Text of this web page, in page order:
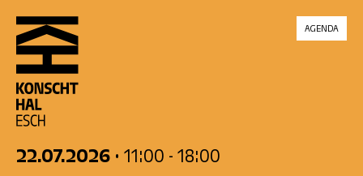
skip_to_content
AGENDA
22.07.2026 • 11:00 - 18:00